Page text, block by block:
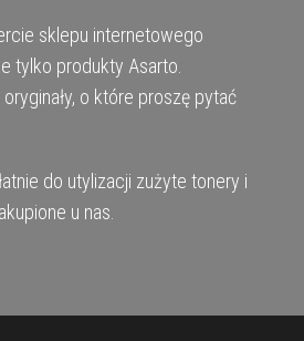
sklepu internetowego
tylko produkty Asarto.
o które proszę pytać
do utylizacji zużyte tonery i
u nas.